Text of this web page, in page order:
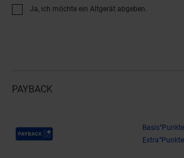
Ja, ich möchte ein Altgerät abgeben.
PAYBACK
Payback Punkte